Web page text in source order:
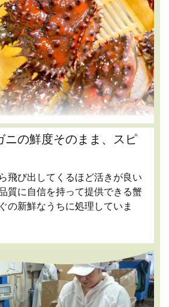
ニの鮮度そのまま、スピ
飛び出してくるほど活きが良い
質に自信を持って提供できる蟹
の新鮮なうちに処理していま